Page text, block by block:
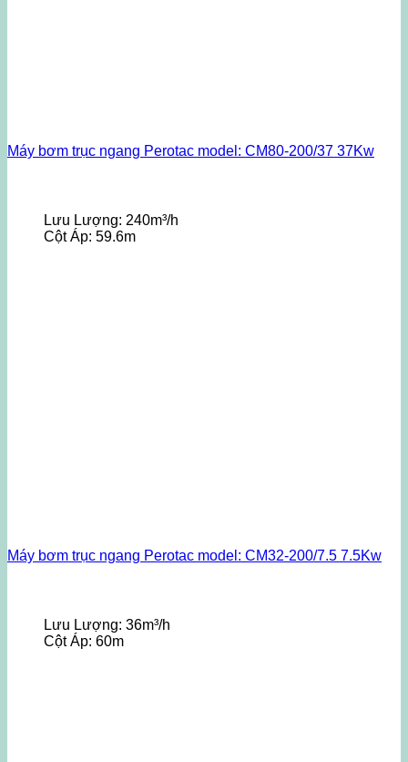
Máy bơm trục ngang Perotac model: CM80-200/37 37Kw
Lưu Lượng: 240m³/h
Cột Áp: 59.6m
Máy bơm trục ngang Perotac model: CM32-200/7.5 7.5Kw
Lưu Lượng: 36m³/h
Cột Áp: 60m